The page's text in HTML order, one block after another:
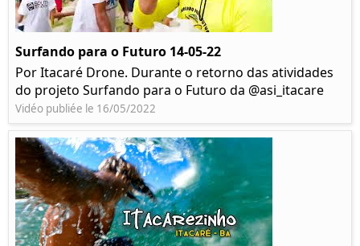
Surfando para o Futuro 14-05-22
Por Itacaré Drone. Durante o retorno das atividades
do projeto Surfando para o Futuro da @asi_itacare
Vidéo publiée le 16/05/2022